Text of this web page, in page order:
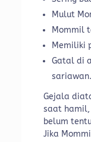
Mulut
Mommil
Memiliki
Gatal di
sariawan.
Gejala
saat
belum
Jika